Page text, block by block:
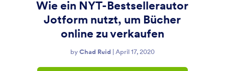
Wie ein NYT-Bestsellerautor
Jotform nutzt, um Bücher
online zu verkaufen
byChad Reid | April 17, 2020